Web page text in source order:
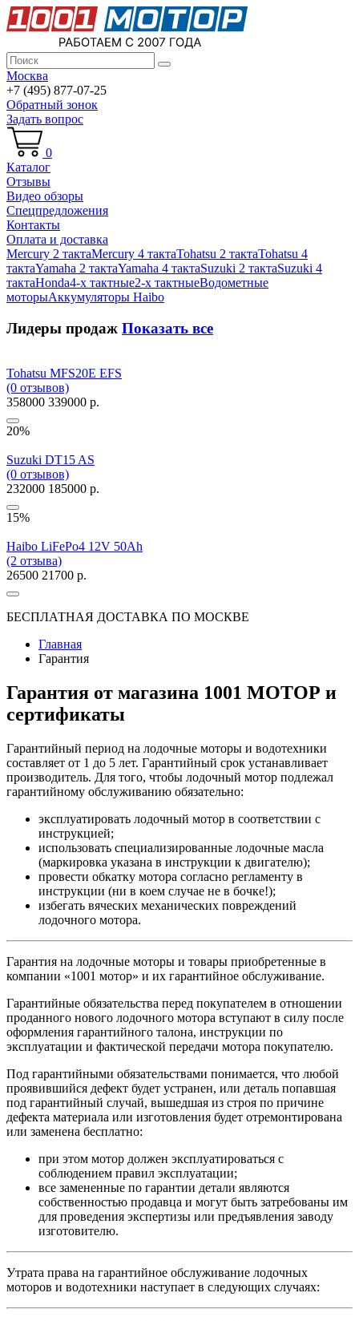
Москва
+7 (495) 877-07-25
Обратный зонок
Задать вопрос
0
Каталог
Отзывы
Видео обзоры
Спецпредложения
Контакты
Оплата и доставка
Mercury 2 тактаMercury 4 тактаTohatsu 2 тактаTohatsu 4
тактаYamaha 2 тактаYamaha 4 тактаSuzuki 2 тактаSuzuki 4
тактаHonda4-х тактные2-х тактныеВодометные
моторыАккумуляторы Haibo
Лидеры продаж Показать все
Tohatsu MFS20E EFS
(0 отзывов)
358000 339000 р.
20%
Suzuki DT15 AS
(0 отзывов)
232000 185000 р.
15%
Haibo LiFePo4 12V 50Ah
(2 отзыва)
26500 21700 р.
БЕСПЛАТНАЯ ДОСТАВКА ПО МОСКВЕ
Главная
Гарантия
Гарантия от магазина 1001 МОТОР и
сертификаты
Гарантийный период на лодочные моторы и водотехники
составляет от 1 до 5 лет. Гарантийный срок устанавливает
производитель. Для того, чтобы лодочный мотор подлежал
гарантийному обслуживанию обязательно:
эксплуатировать лодочный мотор в соответствии с
инструкцией;
использовать специализированные лодочные масла
(маркировка указана в инструкции к двигателю);
провести обкатку мотора согласно регламенту в
инструкции (ни в коем случае не в бочке!);
избегать вяческих механических повреждений
лодочного мотора.
Гарантия на лодочные моторы и товары приобретенные в
компании «1001 мотор» и их гарантийное обслуживание.
Гарантийные обязательства перед покупателем в отношении
проданного нового лодочного мотора вступают в силу после
оформления гарантийного талона, инструкции по
эксплуатации и фактической передачи мотора покупателю.
Под гарантийными обязательствами понимается, что любой
проявившийся дефект будет устранен, или деталь попавшая
под гарантийный случай, вышедшая из строя по причине
дефекта материала или изготовления будет отремонтирована
или заменена бесплатно:
при этом мотор должен эксплуатироваться с
соблюдением правил эксплуатации;
все замененные по гарантии детали являются
собственностью продавца и могут быть затребованы им
для проведения экспертизы или предъявления заводу
изготовителю.
Утрата права на гарантийное обслуживание лодочных
моторов и водотехники наступает в следующих случаях: